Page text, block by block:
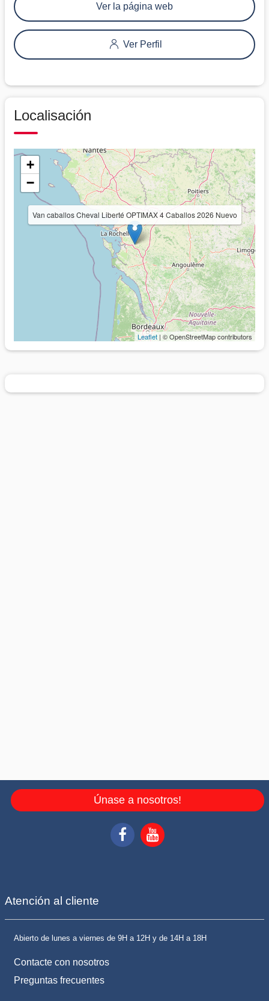
Ver la página web
Ver Perfil
Localisación
Van caballos Cheval Liberté OPTIMAX 4 Caballos 2026 Nuevo
+
−
Leaflet | © OpenStreetMap contributors
Únase a nosotros!
Atención al cliente
Abierto de lunes a viernes de 9H a 12H y de 14H a 18H
Contacte con nosotros
Preguntas frecuentes